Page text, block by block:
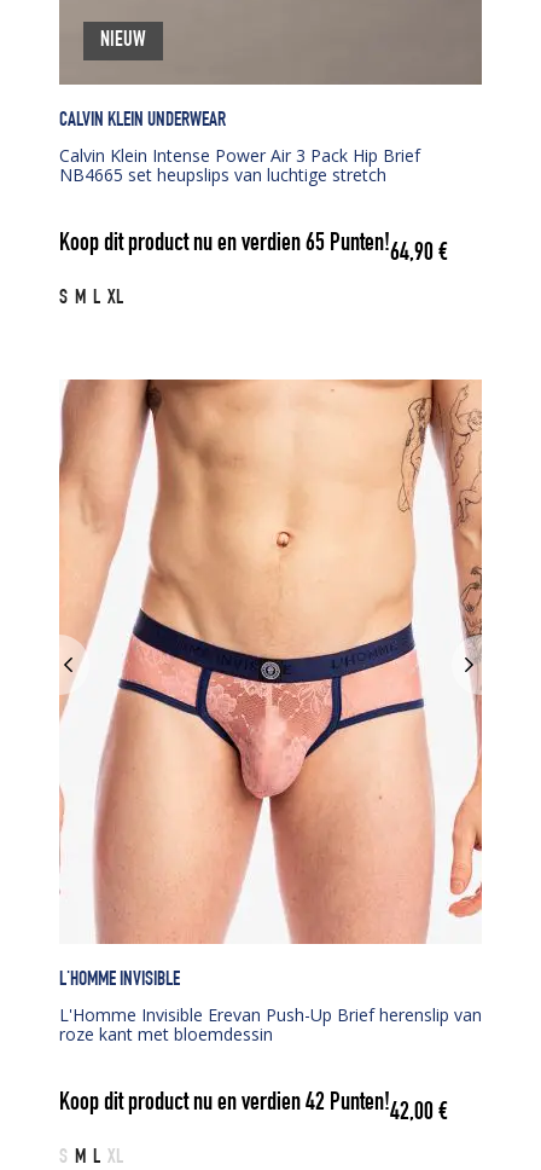
CALVIN KLEIN UNDERWEAR
Calvin Klein Intense Power Air 3 Pack Hip Brief
NB4665 set heupslips van luchtige stretch
Koop dit product nu en verdien65 Punten!64,90€
S M L XL
NIEUW
L'HOMME INVISIBLE
L'Homme Invisible Erevan Push-Up Brief herenslip van
roze kant met bloemdessin
Koop dit product nu en verdien42 Punten!42,00€
S M L XL